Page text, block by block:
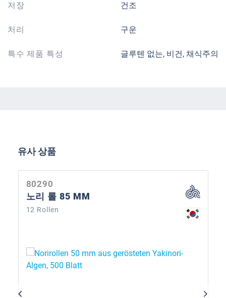
저장 건조
처리 구운
특수 제품 특성 글루텐 없는, 비건, 채식주의
제품 갤러리 건너뛰기
유사 상품
80290
노리 롤 85 MM
12 Rollen